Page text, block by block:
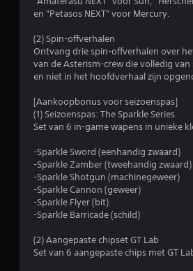
en "Petasos NEXT" voor Mercury.
(2) Spin-offverhalen
Ontvang drie spin-offverhalen over
van de Asterism-crew die volledig
en niet in het hoofdverhaal zijn
[Aankoopbonus voor seizoenspas]
(1) Seizoenspas: The Sparkle Series
Set van 6 in-game wapens in unieke
-Sparkle Sword (eenhandig zwaard)
-Sparkle Zamber (tweehandig zwaard)
-Sparkle Shotgun (machinegeweer)
-Sparkle Cannon (geweer)
-Sparkle Flyer (bit)
-Sparkle Barricade (schild)
(2) Aangepaste chipset GT Lab
Set van 6 aangepaste chips met GT